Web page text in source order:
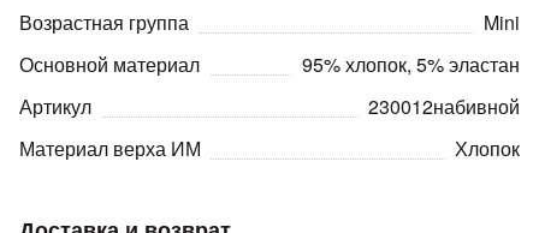
Возрастная группа
Mini
Основной материал
95% хлопок, 5% эластан
Артикул
230012набивной
Материал верха ИМ
Хлопок
раз в 2
8 800 302-02-51